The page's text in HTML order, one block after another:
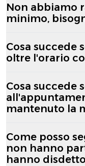
Non abbiamo
minimo,
Cosa succede
oltre l'orario
Cosa succede
mantenuto la
Come posso
non hanno
hanno